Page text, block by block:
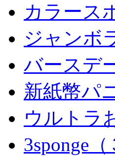
カラース
ジャンボ
バースデ
新紙幣パ
ウルトラ
3sponge